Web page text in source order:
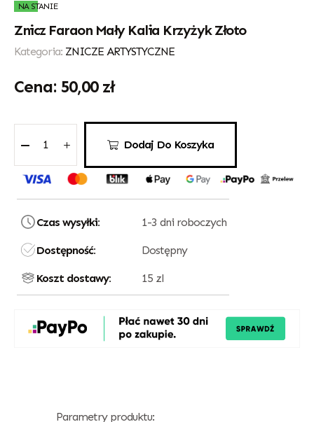
NA STANIE
Znicz Faraon Mały Kalia Krzyżyk Złoto
Kategoria: ZNICZE ARTYSTYCZNE
50,00 zł
Dodaj Do Koszyka
Czas wysyłki: 1-3 dni roboczych
Dostępność: Dostępny
Koszt dostawy: 15 zl
Parametry produktu: